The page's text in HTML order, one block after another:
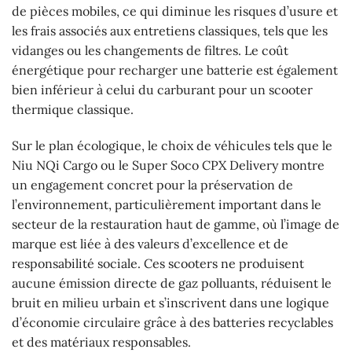
de pièces mobiles, ce qui diminue les risques d’usure et
les frais associés aux entretiens classiques, tels que les
vidanges ou les changements de filtres. Le coût
énergétique pour recharger une batterie est également
bien inférieur à celui du carburant pour un scooter
thermique classique.
Sur le plan écologique, le choix de véhicules tels que le
Niu NQi Cargo ou le Super Soco CPX Delivery montre
un engagement concret pour la préservation de
l’environnement, particulièrement important dans le
secteur de la restauration haut de gamme, où l’image de
marque est liée à des valeurs d’excellence et de
responsabilité sociale. Ces scooters ne produisent
aucune émission directe de gaz polluants, réduisent le
bruit en milieu urbain et s’inscrivent dans une logique
d’économie circulaire grâce à des batteries recyclables
et des matériaux responsables.